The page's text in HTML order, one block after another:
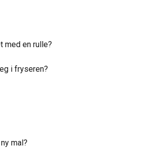
med en rulle?
i fryseren?
mal?